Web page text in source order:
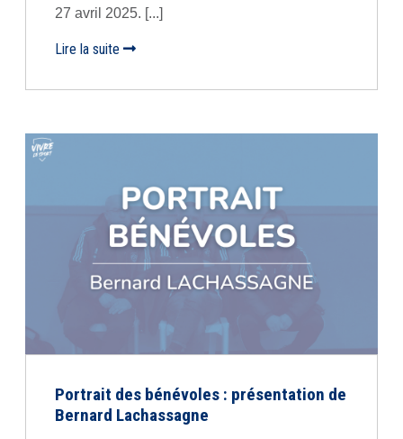
27 avril 2025. [...]
Lire la suite
Portrait des bénévoles : présentation de
Bernard Lachassagne